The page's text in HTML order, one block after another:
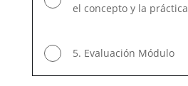
el concepto y la práctica
5. Evaluación Módulo